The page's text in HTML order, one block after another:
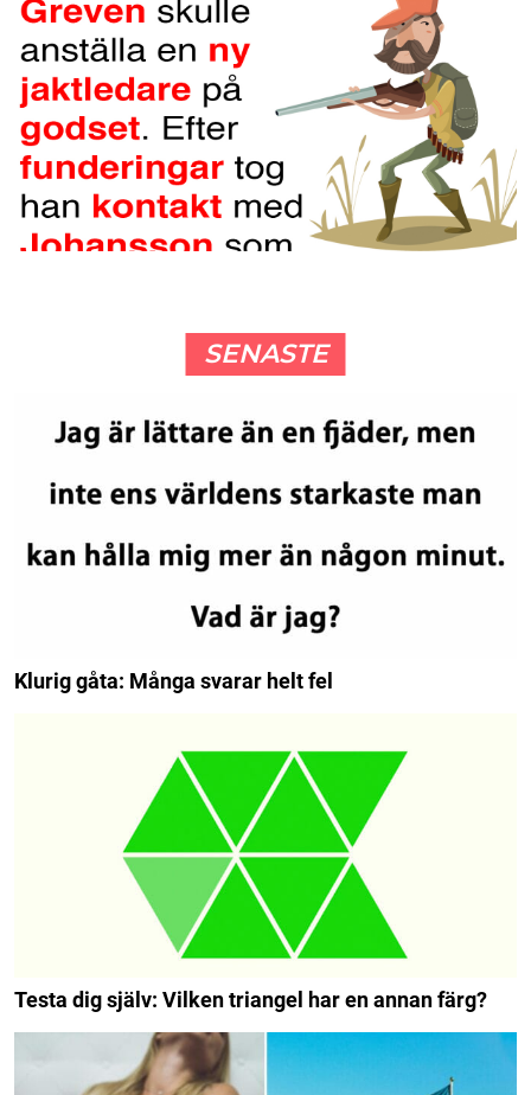
SENASTE
Klurig gåta: Många svarar helt fel
Testa dig själv: Vilken triangel har en annan färg?